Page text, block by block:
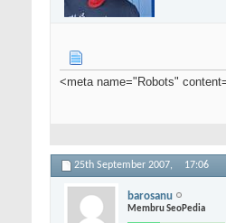
<meta name="Robots"
25th September 2007, 17:06
barosanu
Membru SeoPedia